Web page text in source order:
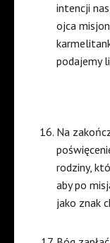
intencji
ojca
podajemy
Na
rodziny,
aby po
jako znak